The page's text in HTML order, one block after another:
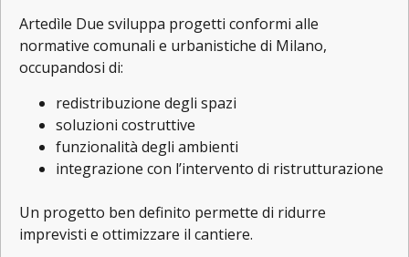
Artedìle Due sviluppa progetti conformi alle
normative comunali e urbanistiche di Milano,
occupandosi di:
redistribuzione degli spazi
soluzioni costruttive
funzionalità degli ambienti
integrazione con l’intervento di ristrutturazione
Un progetto ben definito permette di ridurre
imprevisti e ottimizzare il cantiere.